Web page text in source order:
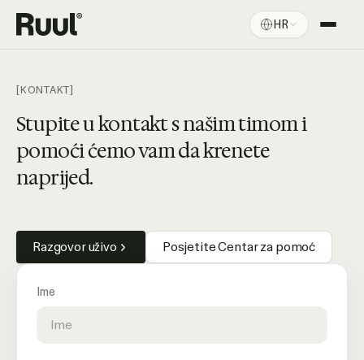
Ruul početna HR
Cijene
Resursi
[KONTAKT]
Stupite u kontakt s našim timom i
pomoći ćemo vam da krenete
naprijed.
Razgovor uživo Posjetite Centar za pomoć
Ime